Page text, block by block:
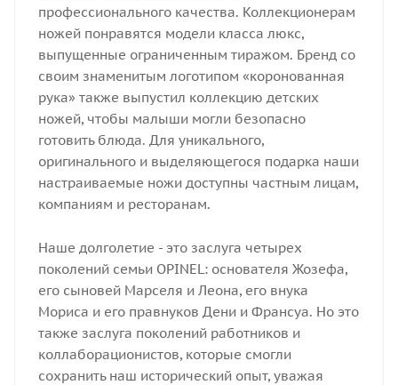
профессионального качества. Коллекционерам
ножей понравятся модели класса люкс,
выпущенные ограниченным тиражом. Бренд со
своим знаменитым логотипом «коронованная
рука» также выпустил коллекцию детских
ножей, чтобы малыши могли безопасно
готовить блюда. Для уникального,
оригинального и выделяющегося подарка наши
настраиваемые ножи доступны частным лицам,
компаниям и ресторанам.
Наше долголетие - это заслуга четырех
поколений семьи OPINEL: основателя Жозефа,
его сыновей Марселя и Леона, его внука
Мориса и его правнуков Дени и Франсуа. Но это
также заслуга поколений работников и
коллаборационистов, которые смогли
сохранить наш исторический опыт, уважая